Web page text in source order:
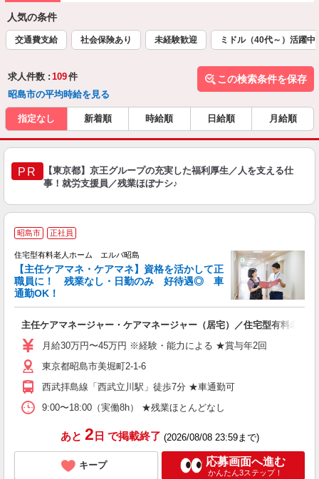
人気の条件
交通費支給 社会保険あり 未経験歓迎 ミドル（40代～）活躍中
求人件数 : 109件
昭島市の平均時給を見る
この検索条件を保存
指定なし 新着順 時給順 日給順 月給順
PR
【東京都】京王グループの充実した福利厚生／人を支える仕
事！就労支援員／残業ほぼナシ♪
昭島市 正社員
住宅型有料老人ホーム エルバ昭島
【主任ケアマネ・ケアマネ】資格を活かして正
職員に！ 残業なし・日勤のみ 好待遇◎ 車
通勤OK！
主任ケアマネージャー・ケアマネージャー（居宅）／住宅型有料老人
月給30万円〜45万円 ※経験・能力による ★賞与年2回
東京都昭島市美堀町2-1-6
西武拝島線「西武立川駅」徒歩7分 ★車通勤可
9:00〜18:00（実働8h） ★残業ほとんどなし
あと 2 日 で掲載終了 (2026/08/08 23:59まで)
キープ 応募画面へ進む
かんたん3ステップ！